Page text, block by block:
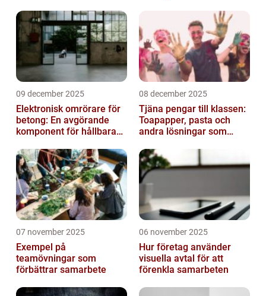
09 december 2025
Elektronisk omrörare för
betong: En avgörande
komponent för hållbara
08 december 2025
Tjäna pengar till klassen:
Toapapper, pasta och
andra lösningar som
07 november 2025
Exempel på
teamövningar som
förbättrar samarbete
06 november 2025
Hur företag använder
visuella avtal för att
förenkla samarbeten